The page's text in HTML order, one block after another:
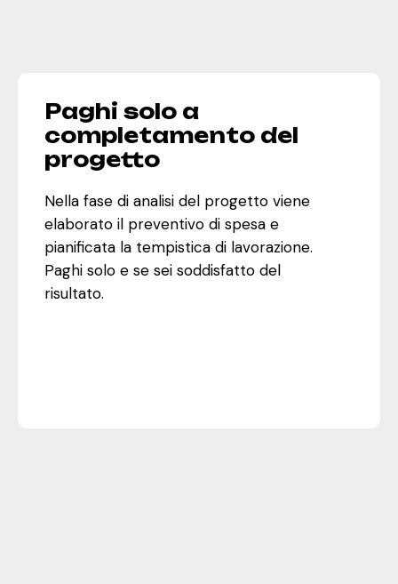
Paghi solo a
completamento del
progetto
Nella fase di analisi del progetto viene
elaborato il preventivo di spesa e
pianificata la tempistica di lavorazione.
Paghi solo e se sei soddisfatto del
risultato.